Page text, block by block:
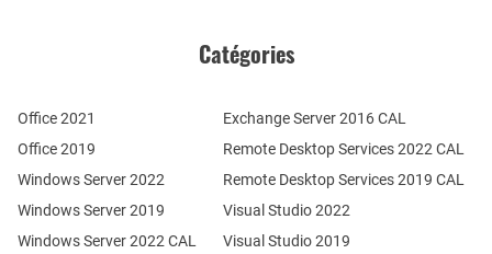
Catégories
Office 2021
Office 2019
Windows Server 2022
Windows Server 2019
Windows Server 2022 CAL
Remote Desktop Services 2022 CAL
Remote Desktop Services 2019 CAL
Exchange Server 2016 CAL
Visual Studio 2022
Visual Studio 2019